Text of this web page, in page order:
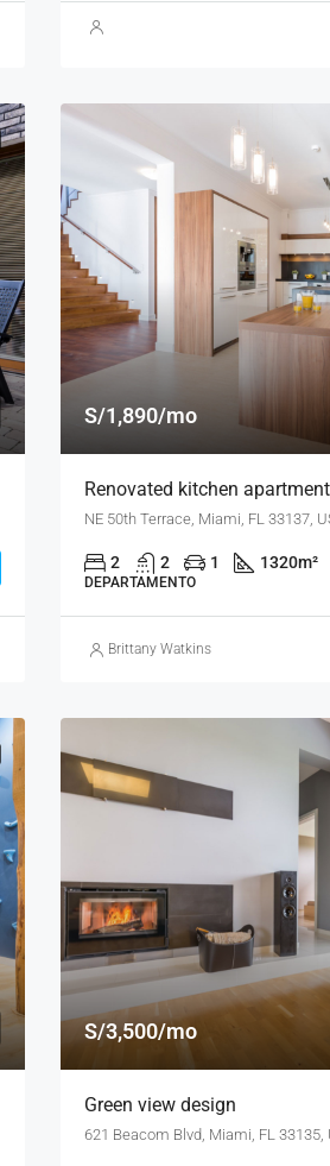
S/1,890/mo
Renovated kitchen apartment
NE 50th Terrace, Miami, FL 33137,
2 2 1 1320m²
DEPARTAMENTO
Brittany Watkins
S/3,500/mo
Green view design
621 Beacom Blvd, Miami, FL 33135,